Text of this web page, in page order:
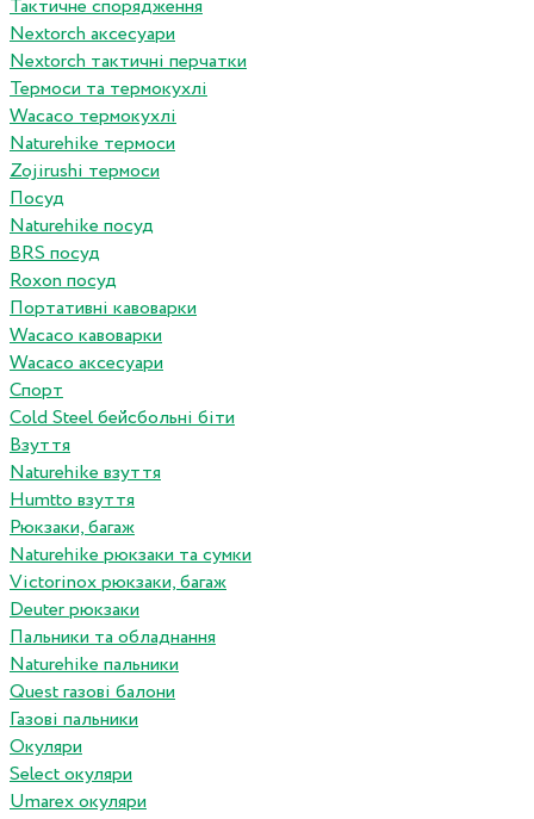
Тактичне спорядження
Nextorch аксесуари
Nextorch тактичні перчатки
Термоси та термокухлі
Wacaco термокухлі
Naturehike термоси
Zojirushi термоси
Посуд
Naturehike посуд
BRS посуд
Roxon посуд
Портативні кавоварки
Wacaco кавоварки
Wacaco аксесуари
Спорт
Cold Steel бейсбольні біти
Взуття
Naturehike взуття
Humtto взуття
Рюкзаки, багаж
Naturehike рюкзаки та сумки
Victorinox рюкзаки, багаж
Deuter рюкзаки
Пальники та обладнання
Naturehike пальники
Quest газові балони
Газові пальники
Окуляри
Select окуляри
Umarex окуляри